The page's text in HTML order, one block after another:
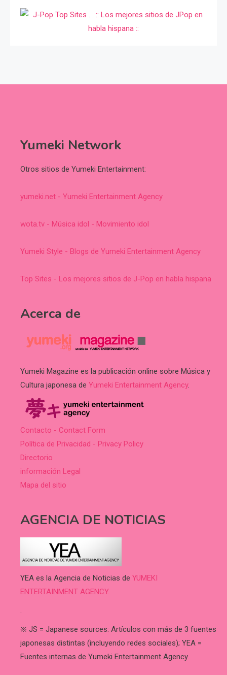
Yumeki Network
Otros sitios de Yumeki Entertainment:
yumeki.net - Yumeki Entertainment Agency
wota.tv - Música idol - Movimiento idol
Yumeki Style - Blogs de Yumeki Entertainment Agency
Top Sites - Los mejores sitios de J-Pop en habla hispana
Acerca de
Yumeki Magazine es la publicación online sobre Música y
Cultura japonesa de Yumeki Entertainment Agency.
Contacto - Contact Form
Política de Privacidad - Privacy Policy
Directorio
información Legal
Mapa del sitio
AGENCIA DE NOTICIAS
YEA es la Agencia de Noticias de YUMEKI
ENTERTAINMENT AGENCY.
.
※ JS = Japanese sources: Artículos con más de 3 fuentes
japonesas distintas (incluyendo redes sociales); YEA =
Fuentes internas de Yumeki Entertainment Agency.